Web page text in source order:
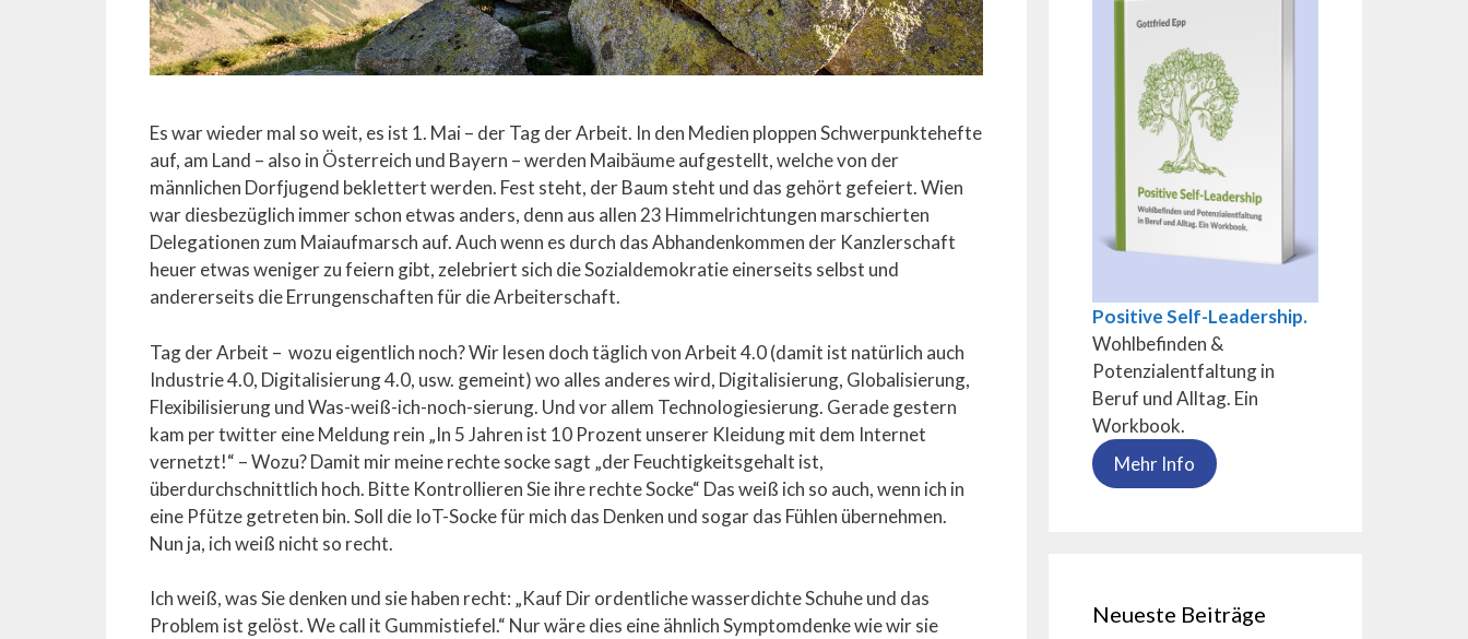
Es war wieder mal so weit, es ist 1. Mai – der Tag der Arbeit. In den Medien ploppen Schwerpunktehefte
auf, am Land – also in Österreich und Bayern – werden Maibäume aufgestellt, welche von der
männlichen Dorfjugend beklettert werden. Fest steht, der Baum steht und das gehört gefeiert. Wien
war diesbezüglich immer schon etwas anders, denn aus allen 23 Himmelrichtungen marschierten
Delegationen zum Maiaufmarsch auf. Auch wenn es durch das Abhandenkommen der Kanzlerschaft
heuer etwas weniger zu feiern gibt, zelebriert sich die Sozialdemokratie einerseits selbst und
andererseits die Errungenschaften für die Arbeiterschaft.
Tag der Arbeit – wozu eigentlich noch? Wir lesen doch täglich von Arbeit 4.0 (damit ist natürlich auch
Industrie 4.0, Digitalisierung 4.0, usw. gemeint) wo alles anderes wird, Digitalisierung, Globalisierung,
Flexibilisierung und Was-weiß-ich-noch-sierung. Und vor allem Technologiesierung. Gerade gestern
kam per twitter eine Meldung rein „In 5 Jahren ist 10 Prozent unserer Kleidung mit dem Internet
vernetzt!“ – Wozu? Damit mir meine rechte socke sagt „der Feuchtigkeitsgehalt ist,
überdurchschnittlich hoch. Bitte Kontrollieren Sie ihre rechte Socke“ Das weiß ich so auch, wenn ich in
eine Pfütze getreten bin. Soll die IoT-Socke für mich das Denken und sogar das Fühlen übernehmen.
Nun ja, ich weiß nicht so recht.
Ich weiß, was Sie denken und sie haben recht: „Kauf Dir ordentliche wasserdichte Schuhe und das
Problem ist gelöst. We call it Gummistiefel.“ Nur wäre dies eine ähnlich Symptomdenke wie wir sie
Positive Self-Leadership.
Wohlbefinden &
Potenzialentfaltung in
Beruf und Alltag. Ein
Workbook.
Mehr Info
Neueste Beiträge